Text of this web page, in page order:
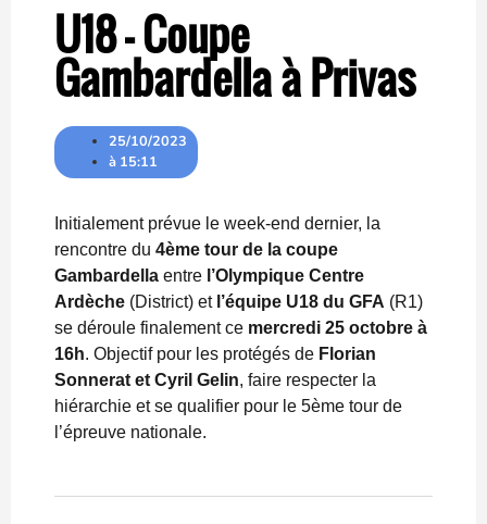
U18 – Coupe
Gambardella à Privas
25/10/2023
à 15:11
Initialement prévue le week-end dernier, la
rencontre du 4ème tour de la coupe
Gambardella entre l’Olympique Centre
Ardèche (District) etl’équipe U18 du GFA (R1)
se déroule finalement ce mercredi 25 octobre à
16h. Objectif pour les protégés de Florian
Sonnerat et Cyril Gelin, faire respecter la
hiérarchie et se qualifier pour le 5ème tour de
l’épreuve nationale.